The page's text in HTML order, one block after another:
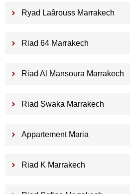
Ryad Laârouss Marrakech
Riad 64 Marrakech
Riad Al Mansoura Marrakech
Riad Swaka Marrakech
Appartement Maria
Riad K Marrakech